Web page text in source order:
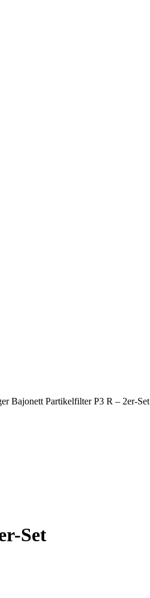
Bajonett Partikelfilter P3 R – 2er-Set
Set